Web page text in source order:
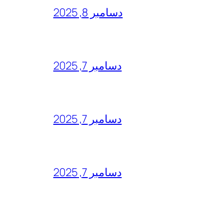
دسامبر 8, 2025
دسامبر 7, 2025
دسامبر 7, 2025
دسامبر 7, 2025